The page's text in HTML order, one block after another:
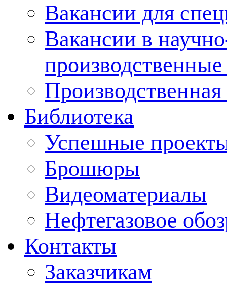
Вакансии для
Вакансии в
Производственная
Библиотека
Успешные
Брошюры
Видеоматериалы
Нефтегазовое
Контакты
Заказчикам